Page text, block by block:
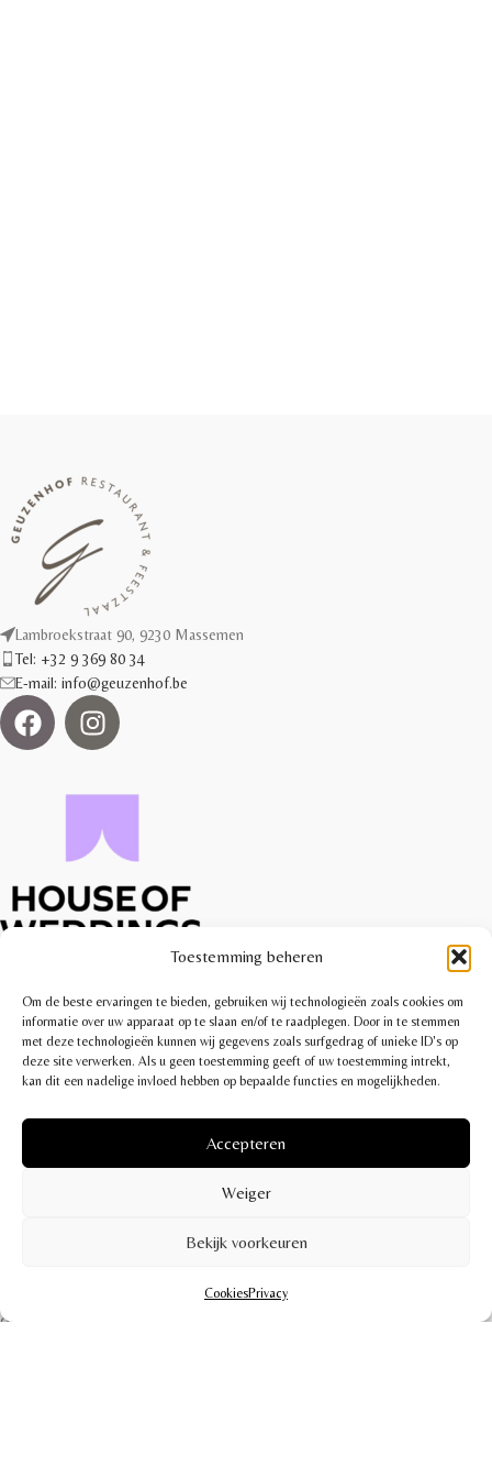
Toestemming beheren
Om de beste ervaringen te bieden, gebruiken wij technologieën zoals cookies om
informatie over uw apparaat op te slaan en/of te raadplegen. Door in te stemmen
met deze technologieën kunnen wij gegevens zoals surfgedrag of unieke ID's op
deze site verwerken. Als u geen toestemming geeft of uw toestemming intrekt,
kan dit een nadelige invloed hebben op bepaalde functies en mogelijkheden.
Accepteren
Weiger
Bekijk voorkeuren
CookiesPrivacy
Lambroekstraat 90, 9230 Massemen
Tel: +32 9 369 80 34
E-mail: info@geuzenhof.be
Geuzenhof is officieel partner van het House of
betrouwbare huwelijksleveranciers groepeert in België.
Lees alles over dit kwaliteitslabel op
www.houseofweddings.com .
Goed nieuws! Je kan nu ook je elektrische wagen
opladen tijdens het genieten van een heerlijke maaltijd.